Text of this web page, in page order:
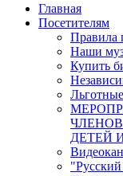
Главная
Посетителям
Правила
Наши
Купить
ДЕТЕЙ